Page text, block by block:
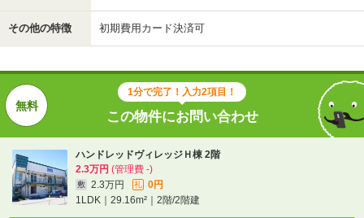
その他の特徴 初期費用カード決済可
1分で完了！入力2項目！
この物件にお問い合わせ
ハンドレッドヴィレッジＨ棟 2階
2.3万円 (管理費 -)
敷 2.3万円 礼
0円
1LDK｜29.16m²｜2階/2階建